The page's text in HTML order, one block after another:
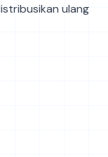
ulang